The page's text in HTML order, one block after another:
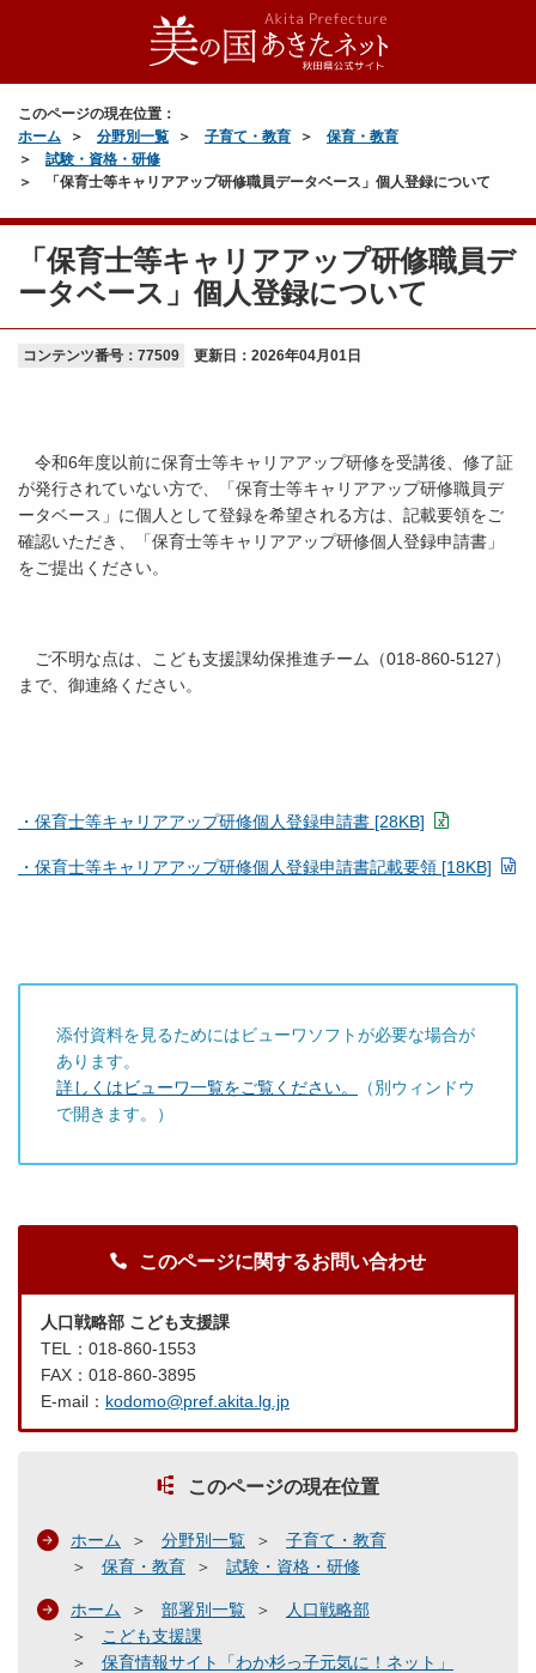
このページの現在位置：
ホーム
分野別一覧 子育て・教育
保育・教育
試験・資格・研修
「保育士等キャリアアップ研修職員データベース」個人登録について
「保育士等キャリアアップ研修職員デ
ータベース」個人登録について
コンテンツ番号：77509 更新日： 2026年04月01日
令和6年度以前に保育士等キャリアアップ研修を受講後、修了証
が発行されていない方で、「保育士等キャリアアップ研修職員デ
ータベース」に個人として登録を希望される方は、記載要領をご
確認いただき、「保育士等キャリアアップ研修個人登録申請書」
をご提出ください。
ご不明な点は、こども支援課幼保推進チーム（018-860-5127）
まで、御連絡ください。
・保育士等キャリアアップ研修個人登録申請書 [28KB]
・保育士等キャリアアップ研修個人登録申請書記載要領 [18KB]
添付資料を見るためにはビューワソフトが必要な場合が
あります。
詳しくはビューワ一覧をご覧ください。
（別ウィンドウ
で開きます。）
このページに関するお問い合わせ
人口戦略部 こども支援課
TEL：018-860-1553
FAX：018-860-3895
E-mail： kodomo@pref.akita.lg.jp
このページの現在位置
ホーム 分野別一覧
子育て・教育
保育・教育
試験・資格・研修
ホーム 部署別一覧
人口戦略部
こども支援課
保育情報サイト「わか杉っ子元気に！ネット」